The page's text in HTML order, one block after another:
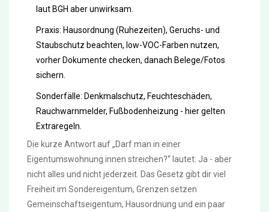
laut BGH aber unwirksam.
Praxis: Hausordnung (Ruhezeiten), Geruchs- und
Staubschutz beachten, low-VOC-Farben nutzen,
vorher Dokumente checken, danach Belege/Fotos
sichern.
Sonderfälle: Denkmalschutz, Feuchteschäden,
Rauchwarnmelder, Fußbodenheizung - hier gelten
Extraregeln.
Die kurze Antwort auf „Darf man in einer
Eigentumswohnung innen streichen?“ lautet: Ja - aber
nicht alles und nicht jederzeit. Das Gesetz gibt dir viel
Freiheit im Sondereigentum, Grenzen setzen
Gemeinschaftseigentum, Hausordnung und ein paar